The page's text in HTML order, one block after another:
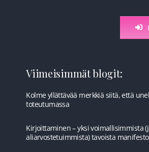
Viimeisimmät blogit:
Kolme yllättävää merkkiä siitä, että
toteutumassa
Kirjoittaminen – yksi voimallisimmista
aliarvostetuimmista) tavoista